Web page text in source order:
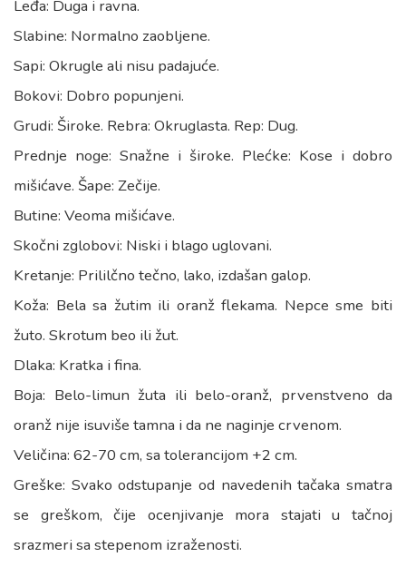
Leđa: Duga i ravna.
Slabine: Normalno zaobljene.
Sapi: Okrugle ali nisu padajuće.
Bokovi: Dobro popunjeni.
Grudi: Široke. Rebra: Okruglasta. Rep: Dug.
Prednje noge: Snažne i široke. Plećke: Kose i dobro
mišićave. Šape: Zečije.
Butine: Veoma mišićave.
Skočni zglobovi: Niski i blago uglovani.
Kretanje: Prililčno tečno, lako, izdašan galop.
Koža: Bela sa žutim ili oranž flekama. Nepce sme biti
žuto. Skrotum beo ili žut.
Dlaka: Kratka i fina.
Boja: Belo-limun žuta ili belo-oranž, prvenstveno da
oranž nije isuviše tamna i da ne naginje crvenom.
Veličina: 62-70 cm, sa tolerancijom +2 cm.
Greške: Svako odstupanje od navedenih tačaka smatra
se greškom, čije ocenjivanje mora stajati u tačnoj
srazmeri sa stepenom izraženosti.